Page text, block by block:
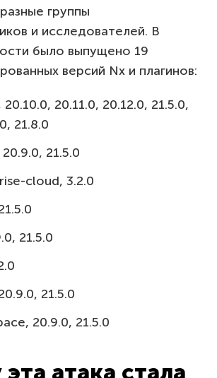
группы
и исследователей. В
было выпущено 19
версий Nx и плагинов:
20.10.0, 20.11.0, 20.12.0, 21.5.0,
21.8.0
21.5.0
cloud, 3.2.0
21.5.0
21.5.0
20.9.0, 21.5.0
атака стала